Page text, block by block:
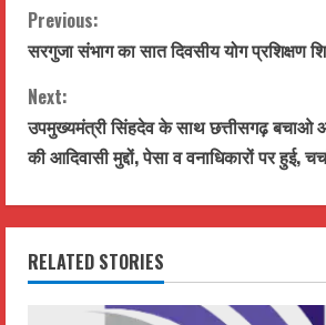
C
o
n
t
i
n
Previous:
सरगुजा संभाग का सात दिवसीय योग प्रशिक्षण
Next:
उपमुख्यमंत्री सिंहदेव के साथ छत्तीसगढ़
की आदिवासी मुद्दों, पेसा व वनाधिकारों पर हुई,
RELATED STORIES